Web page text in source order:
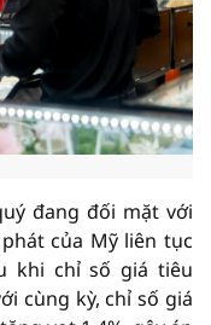
đang đối mặt với
của Mỹ liên tục
khi chỉ số giá tiêu
cùng kỳ, chỉ số giá